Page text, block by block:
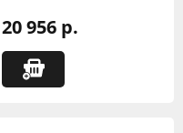
20 956 р.